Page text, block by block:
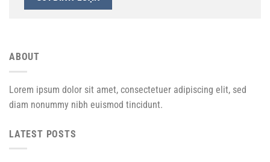
ABOUT
Lorem ipsum dolor sit amet, consectetuer adipiscing elit, sed
diam nonummy nibh euismod tincidunt.
LATEST POSTS